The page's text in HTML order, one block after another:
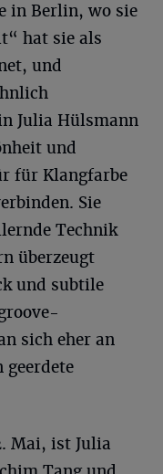
in Berlin, wo sie
hat sie als
und
Julia Hülsmann
und
für Klangfarbe
Sie
Technik
überzeugt
und subtile
sich eher an
geerdete
Mai, ist Julia